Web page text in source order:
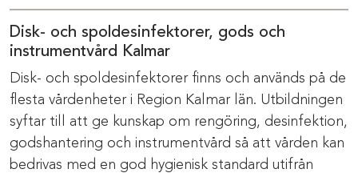
Disk- och spoldesinfektorer, gods och
instrumentvård Kalmar
Disk- och spoldesinfektorer finns och används på de
flesta vårdenheter i Region Kalmar län. Utbildningen
syftar till att ge kunskap om rengöring, desinfektion,
godshantering och instrumentvård så att vården kan
bedrivas med en god hygienisk standard utifrån